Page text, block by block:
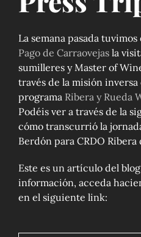
La semana pasada
Pago de Carraovejasla
sumilleres y Master of
través de la misión
programa Ribera y Rueda
Podéis ver a través de la
cómo transcurrió la
Berdón para CRDO Ribera
Este es un artículo del
información, acceda
en el siguiente link: